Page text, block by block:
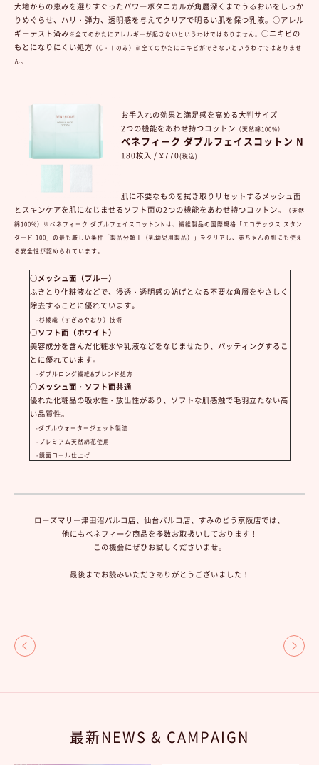
大地からの恵みを選りすぐったパワーボタニカルが角層深くまでうるおいをしっか
りめぐらせ、ハリ・弾力、透明感を与えてクリアで明るい肌を保つ乳液。○アレル
ギーテスト済み※全てのかたにアレルギーが起きないというわけではありません。 ○ニキビの
もとになりにくい処方 （C・Ⅰのみ） ※全てのかたにニキビができないというわけではありませ
ん。
お手入れの効果と満足感を高める大判サイズ
2つの機能をあわせ持つコットン （天然綿100%）
ベネフィーク ダブルフェイスコットン N
180枚入 / ¥770(税込)
肌に不要なものを拭き取りリセットするメッシュ面
とスキンケアを肌になじませるソフト面の2つの機能をあわせ持つコットン。
（天然
綿100%）※ベネフィーク ダブルフェイスコットンNは、繊維製品の国際規格「エコテックス スタン
ダード 100」の最も厳しい条件「製品分類Ⅰ（乳幼児用製品）」をクリアし、赤ちゃんの肌にも使え
る安全性が認められています。
○メッシュ面（ブルー）
ふきとり化粧液などで、浸透・透明感の妨げとなる不要な角層をやさしく
除去することに優れています。
-杉綾織（すぎあやおり）技術
○ソフト面（ホワイト）
美容成分を含んだ化粧水や乳液などをなじませたり、パッティングするこ
とに優れています。
-ダブルロング繊維&ブレンド処方
○メッシュ面・ソフト面共通
優れた化粧品の吸水性・放出性があり、ソフトな肌感触で毛羽立たない高
い品質性。
-ダブルウォータージェット製法
-プレミアム天然綿花使用
-鏡面ロール仕上げ
ローズマリー津田沼パルコ店、仙台パルコ店、すみのどう京阪店では、
他にもベネフィーク商品を多数お取扱いしております！
この機会にぜひお試しくださいませ。
最後までお読みいただきありがとうございました！
最新NEWS & CAMPAIGN